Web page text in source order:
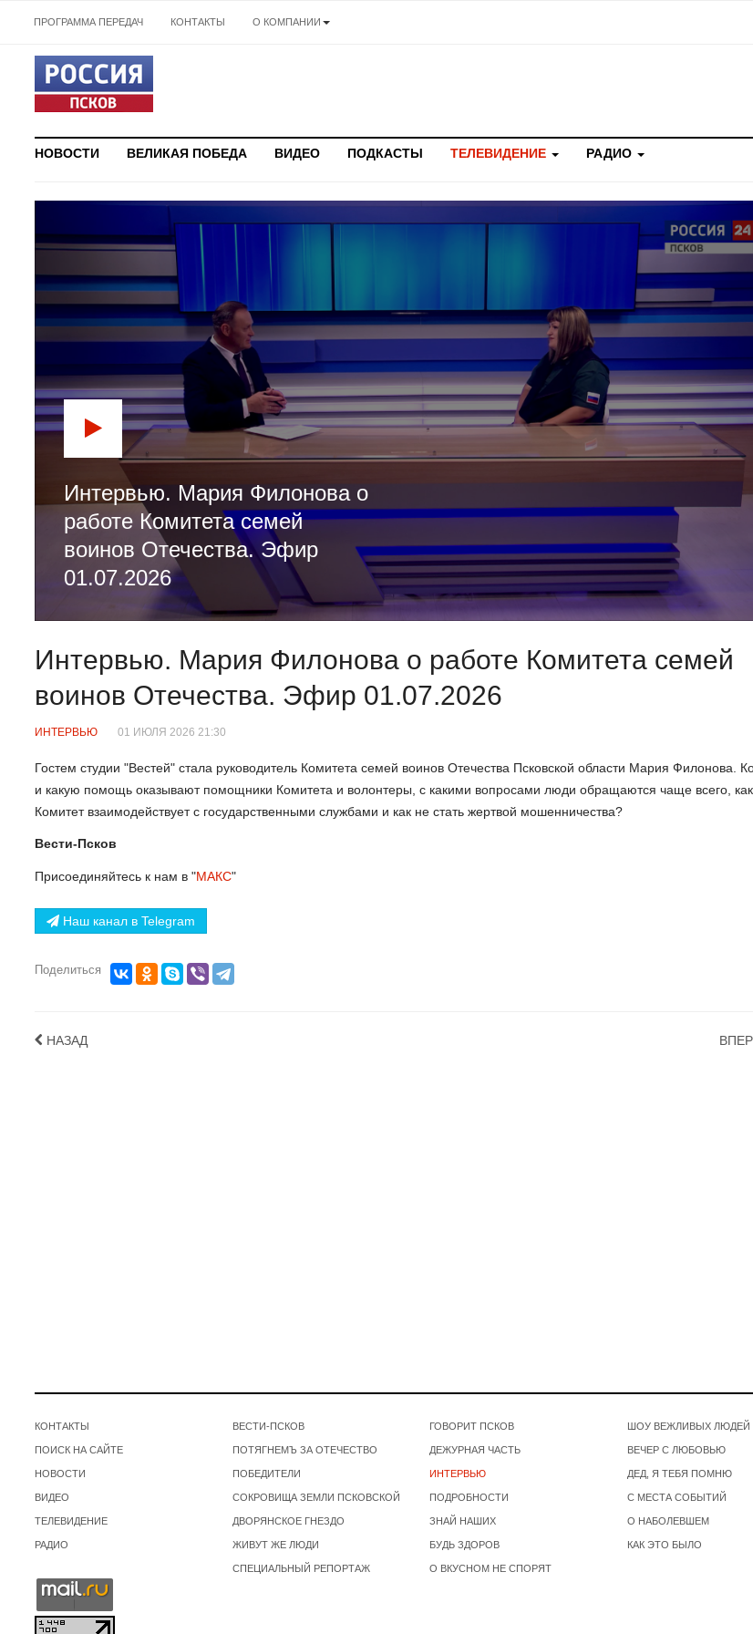
ПРОГРАММА ПЕРЕДАЧ КОНТАКТЫ О КОМПАНИИ
НОВОСТИ ВЕЛИКАЯ ПОБЕДА ВИДЕО ПОДКАСТЫ ТЕЛЕВИДЕНИЕ РАДИО
Интервью. Мария Филонова о
работе Комитета семей
воинов Отечества. Эфир
01.07.2026
Интервью. Мария Филонова о работе Комитета семей
воинов Отечества. Эфир 01.07.2026
ИНТЕРВЬЮ 01 ИЮЛЯ 2026 21:30
Гостем студии "Вестей" стала руководитель Комитета семей воинов Отечества Псковской области Мария Филонова.
и какую помощь оказывают помощники Комитета и волонтеры, с какими вопросами люди обращаются чаще всего, как
Комитет взаимодействует с государственными службами и как не стать жертвой мошенничества?
Вести-Псков
Присоединяйтесь к нам в "МАКС"
Наш канал в Telegram
Поделиться
НАЗАД
КОНТАКТЫ
ПОИСК НА САЙТЕ
НОВОСТИ
ВИДЕО
ТЕЛЕВИДЕНИЕ
РАДИО
ВЕСТИ-ПСКОВ
ПОТЯГНЕМЪ ЗА ОТЕЧЕСТВО
ПОБЕДИТЕЛИ
СОКРОВИЩА ЗЕМЛИ ПСКОВСКОЙ
ДВОРЯНСКОЕ ГНЕЗДО
ЖИВУТ ЖЕ ЛЮДИ
СПЕЦИАЛЬНЫЙ РЕПОРТАЖ
ГОВОРИТ ПСКОВ
ДЕЖУРНАЯ ЧАСТЬ
ИНТЕРВЬЮ
ПОДРОБНОСТИ
ЗНАЙ НАШИХ
БУДЬ ЗДОРОВ
О ВКУСНОМ НЕ СПОРЯТ
ШОУ ВЕЖЛИВЫХ ЛЮДЕЙ
ВЕЧЕР С ЛЮБОВЬЮ
ДЕД, Я ТЕБЯ ПОМНЮ
С МЕСТА СОБЫТИЙ
О НАБОЛЕВШЕМ
КАК ЭТО БЫЛО